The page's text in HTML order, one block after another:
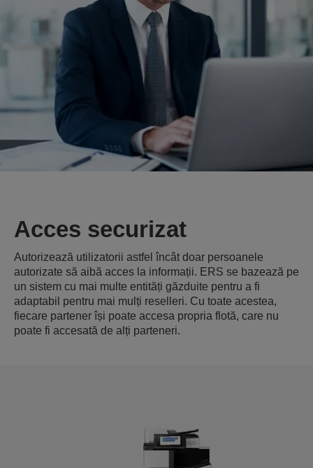
Acces securizat
Autorizează utilizatorii astfel încât doar persoanele
autorizate să aibă acces la informații. ERS se bazează pe
un sistem cu mai multe entități găzduite pentru a fi
adaptabil pentru mai mulți reselleri. Cu toate acestea,
fiecare partener își poate accesa propria flotă, care nu
poate fi accesată de alți parteneri.